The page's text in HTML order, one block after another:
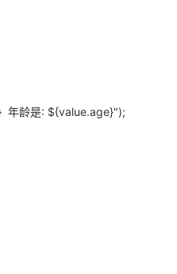
龄是: ${value.age}");